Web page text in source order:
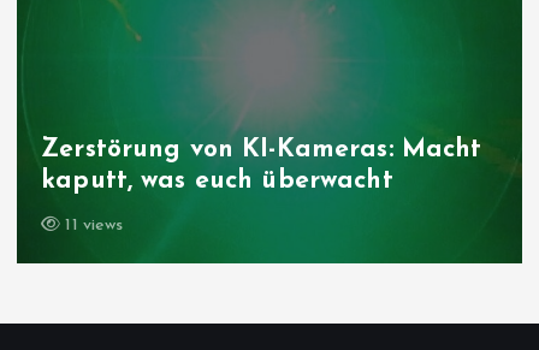
Zerstörung von KI-Kameras: Macht
kaputt, was euch überwacht
11 views